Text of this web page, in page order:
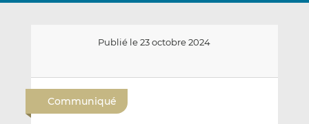
Publié le 23 octobre 2024
Communiqué